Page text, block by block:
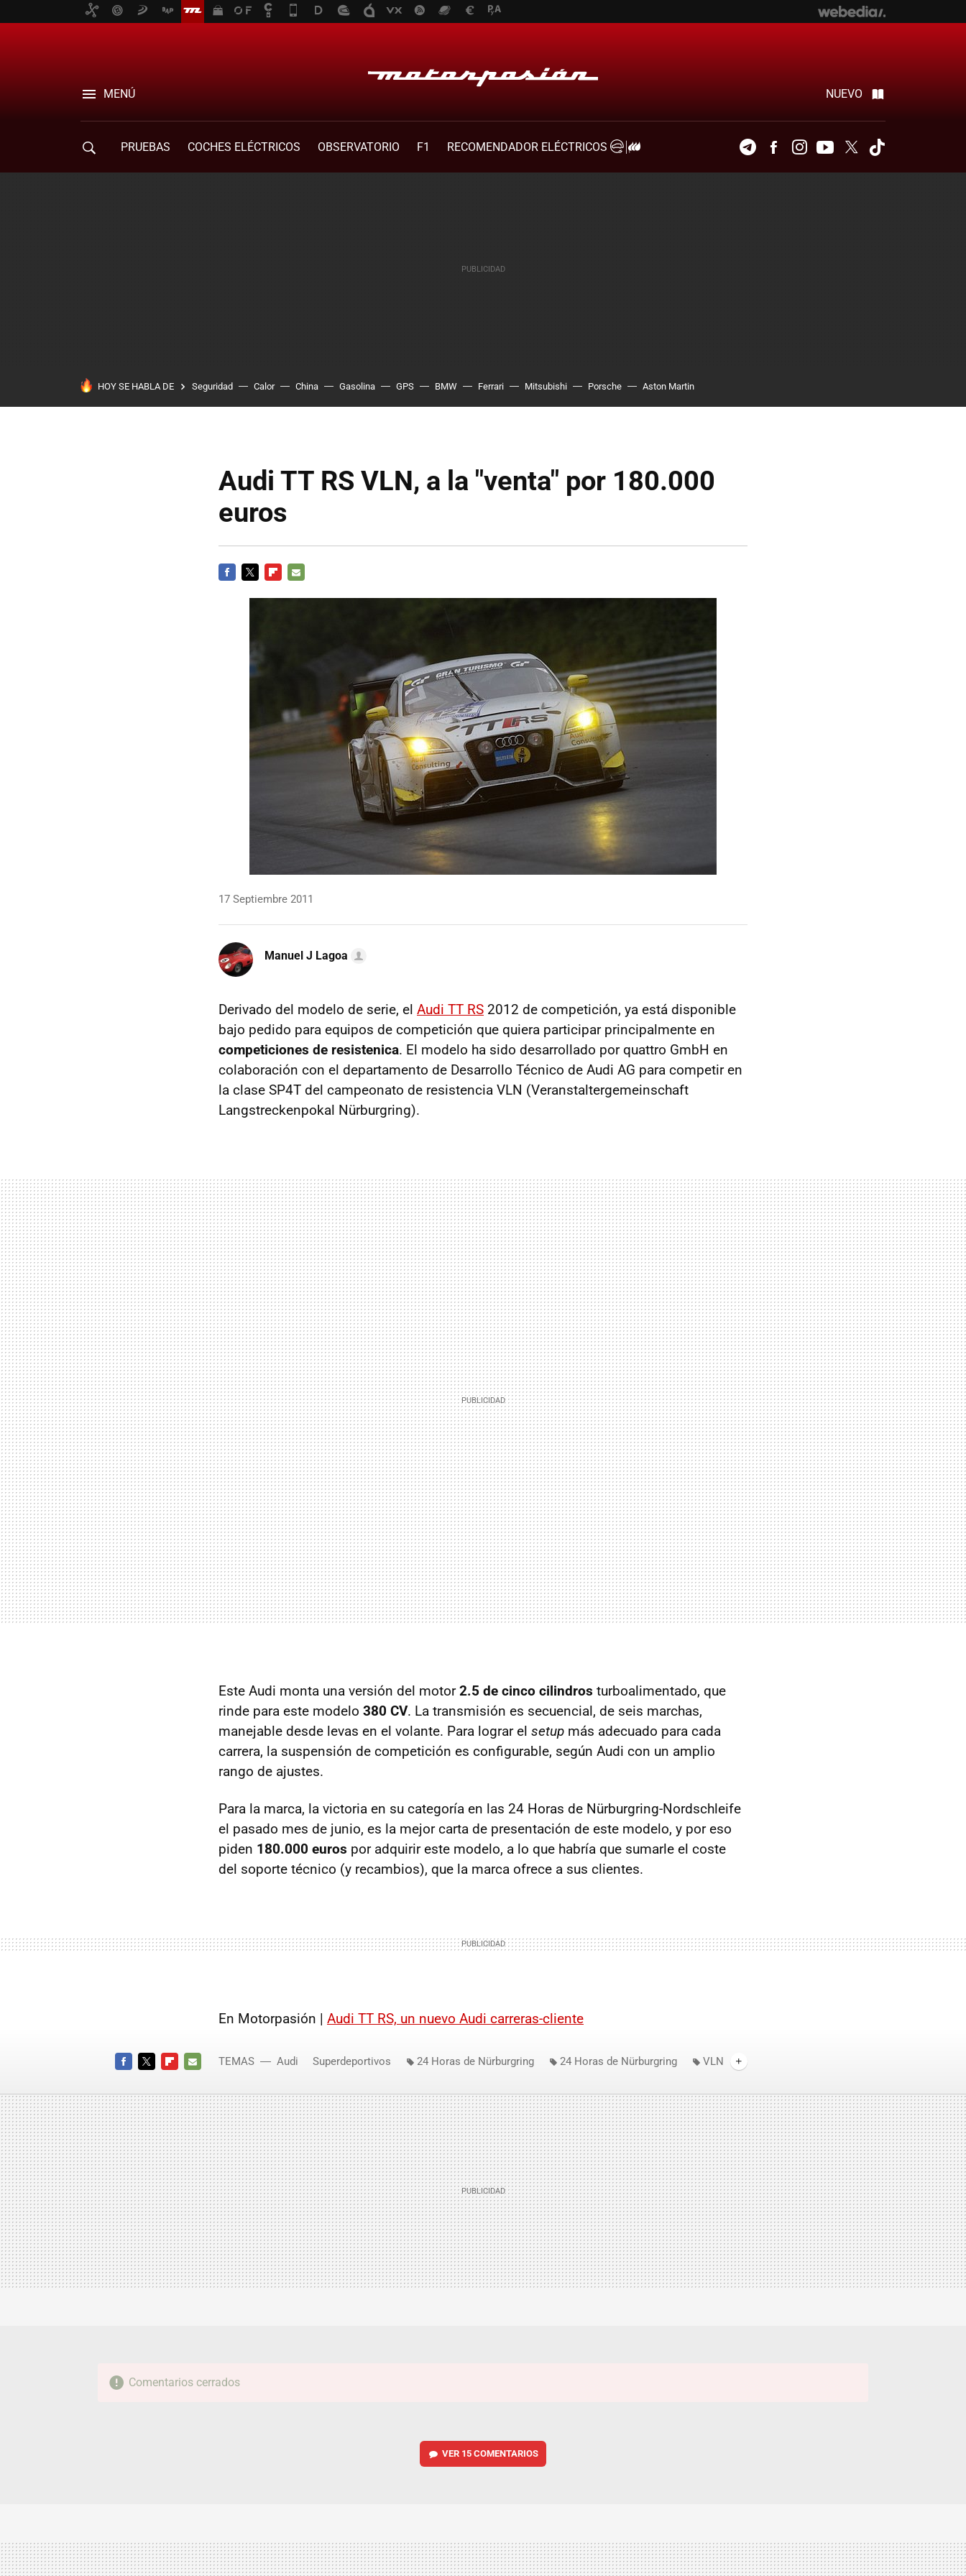
MENÚ NUEVO
PRUEBAS COCHES ELÉCTRICOS OBSERVATORIO F1
RECOMENDADOR ELÉCTRICOS
TelegramFacebookInstagramYoutubeTwitter
HOY SE HABLA DE Seguridad Calor China Gasolina GPS BMW Ferrari Mitsubishi Porsche Aston Martin
Audi TT RS VLN, a la "venta" por 180.000
euros
17 Septiembre 2011
Manuel J Lagoa
Derivado del modelo de serie, el Audi TT RS 2012 de competición, ya está disponible
bajo pedido para equipos de competición que quiera participar principalmente en
competiciones de resistenica. El modelo ha sido desarrollado por quattro GmbH en
colaboración con el departamento de Desarrollo Técnico de Audi AG para competir en
la clase SP4T del campeonato de resistencia VLN (Veranstaltergemeinschaft
Langstreckenpokal Nürburgring).
Este Audi monta una versión del motor2.5 de cinco cilindros turboalimentado, que
rinde para este modelo 380 CV. La transmisión es secuencial, de seis marchas,
manejable desde levas en el volante. Para lograr el setup más adecuado para cada
carrera, la suspensión de competición es configurable, según Audi con un amplio
rango de ajustes.
Para la marca, la victoria en su categoría en las 24 Horas de Nürburgring-Nordschleife
el pasado mes de junio, es la mejor carta de presentación de este modelo, y por eso
piden 180.000 euros por adquirir este modelo, a lo que habría que sumarle el coste
del soporte técnico (y recambios), que la marca ofrece a sus clientes.
En Motorpasión | Audi TT RS, un nuevo Audi carreras-cliente
MAIL
TEMAS Audi Superdeportivos 24 Horas de Nürburgring 24 Horas de Nürburgring
VLN
Comentarios cerrados
VER 15 COMENTARIOS